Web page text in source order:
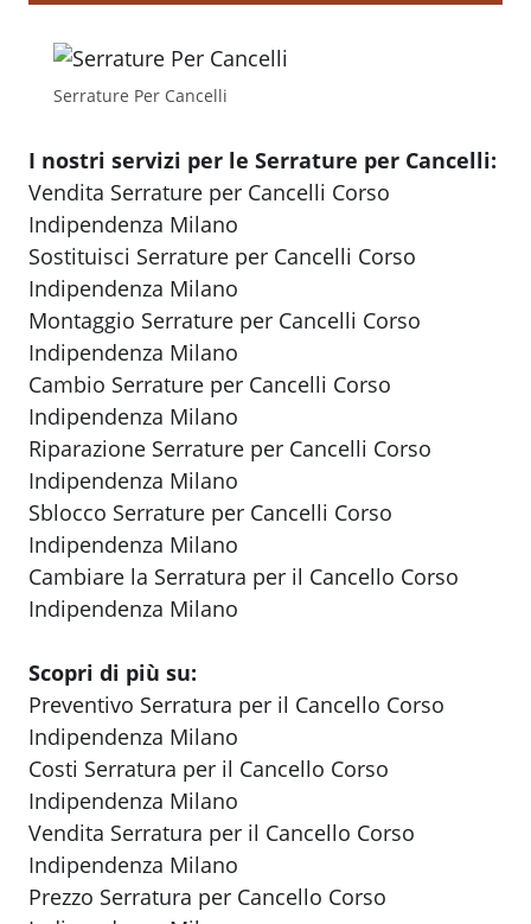
Serrature Per Cancelli
I nostri servizi per le Serrature per Cancelli:
Vendita Serrature per Cancelli Corso
Indipendenza Milano
Sostituisci Serrature per Cancelli Corso
Indipendenza Milano
Montaggio Serrature per Cancelli Corso
Indipendenza Milano
Cambio Serrature per Cancelli Corso
Indipendenza Milano
Riparazione Serrature per Cancelli Corso
Indipendenza Milano
Sblocco Serrature per Cancelli Corso
Indipendenza Milano
Cambiare la Serratura per il Cancello Corso
Indipendenza Milano
Scopri di più su:
Preventivo Serratura per il Cancello Corso
Indipendenza Milano
Costi Serratura per il Cancello Corso
Indipendenza Milano
Vendita Serratura per il Cancello Corso
Indipendenza Milano
Prezzo Serratura per Cancello Corso